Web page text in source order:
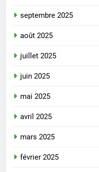
septembre 2025
août 2025
juillet 2025
juin 2025
mai 2025
avril 2025
mars 2025
février 2025